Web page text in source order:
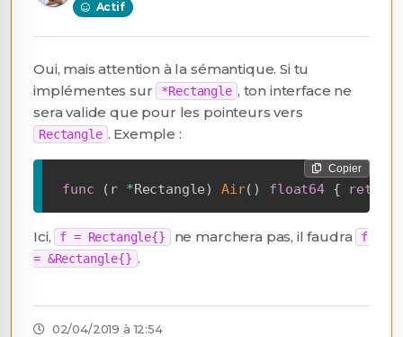
Actif
Oui, mais attention à la sémantique. Si tu
implémentes sur
*Rectangle , ton interface ne
sera valide que pour les pointeurs vers
Rectangle . Exemple :
Copier
func ( r *Rectangle) Air( ) float64 { return
Ici, f = Rectangle{} ne marchera pas, il faudra
f
= &Rectangle{} .
02/04/2019 à 12:54